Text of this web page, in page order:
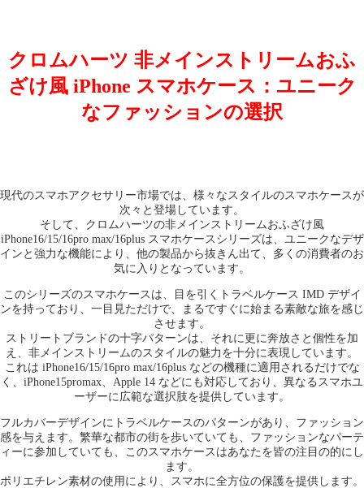
クロムハーツ 非メインストリームおふ
ざけ風 iPhone スマホケース：ユニーク
なファッションの選択
現代のスマホアクセサリー市場では、様々なスタイルのスマホケースが
次々と登場しています。
そして、クロムハーツの非メインストリームおふざけ風
iPhone16/15/16pro max/16plus スマホケースシリーズは、ユニークなデザ
インと強力な機能により、他の製品から抜きん出て、多くの消費者のお
気に入りとなっています。
このシリーズのスマホケースは、目を引くトラベルケース IMD デザイ
ンを持っており、一目見ただけで、まるですぐに始まる素敵な旅を感じ
させます。
ストリートブランドの十字パターンは、それに更に奔放さと個性を加
え、非メインストリームのスタイルの魅力を十分に表現しています。
これは iPhone16/15/16pro max/16plus などの機種に適用されるだけでな
く、iPhone15promax、Apple 14 などにも対応しており、異なるスマホユ
ーザーに広範な選択肢を提供しています。
フルカバーデザインにトラベルケースのパターンがあり、ファッション
感を与えます。繁華な都市の街を歩いていても、ファッションなパーテ
ィーに参加していても、このスマホケースはあなたを皆の注目の的にし
ます。
ポリエチレン素材の使用により、スマホに全方位の保護を提供します。